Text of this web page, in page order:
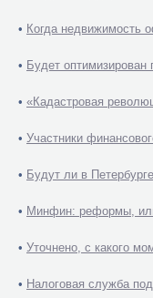
• Когда недвижимость
• Будет оптимизирован
• «Кадастровая
• Участники
• Будут ли в
• Минфин: реформы,
• Уточнено, с какого
• Налоговая служба